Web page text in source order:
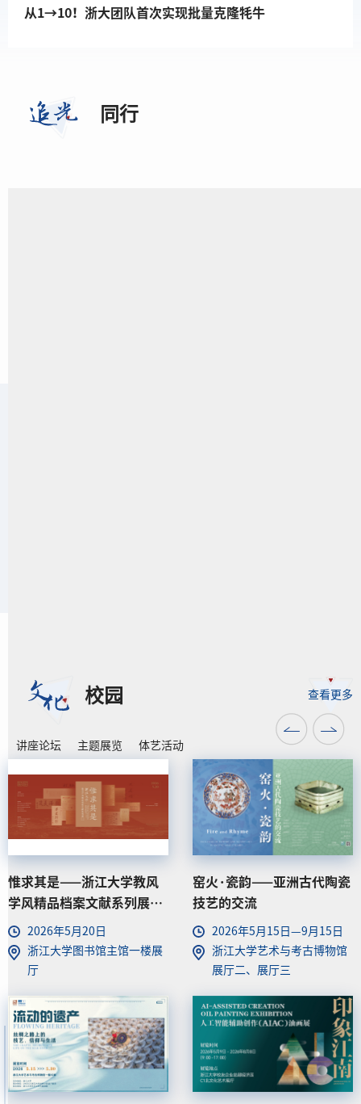
从1→10！浙大团队首次实现批量克隆牦牛
同行
校园 查看更多
讲座论坛 主题展览 体艺活动
越剧诞生120周年纪念暨浙
江大学学生越剧社2026年度
大戏《梁祝》
2026年6月7日 18:30
紫金港校区剧场
浙江大学2026年“三好杯”
体育舞蹈比赛
2026年6月6日
浙江大学紫金港校区亚运会
热身馆篮球馆